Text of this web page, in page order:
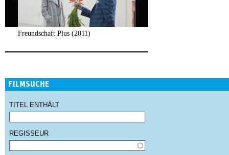
Freundschaft Plus (2011)
FILMSUCHE
TITEL ENTHÄLT
REGISSEUR